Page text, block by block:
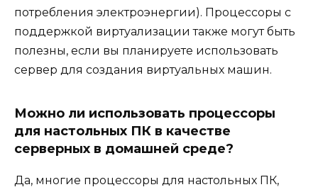
потребления электроэнергии). Процессоры с
поддержкой виртуализации также могут быть
полезны, если вы планируете использовать
сервер для создания виртуальных машин.
Можно ли использовать процессоры
для настольных ПК в качестве
серверных в домашней среде?
Да, многие процессоры для настольных ПК,